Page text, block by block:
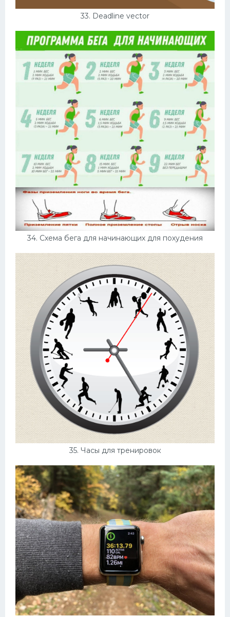
33. Deadline vector
34. Схема бега для начинающих для похудения
35. Часы для тренировок